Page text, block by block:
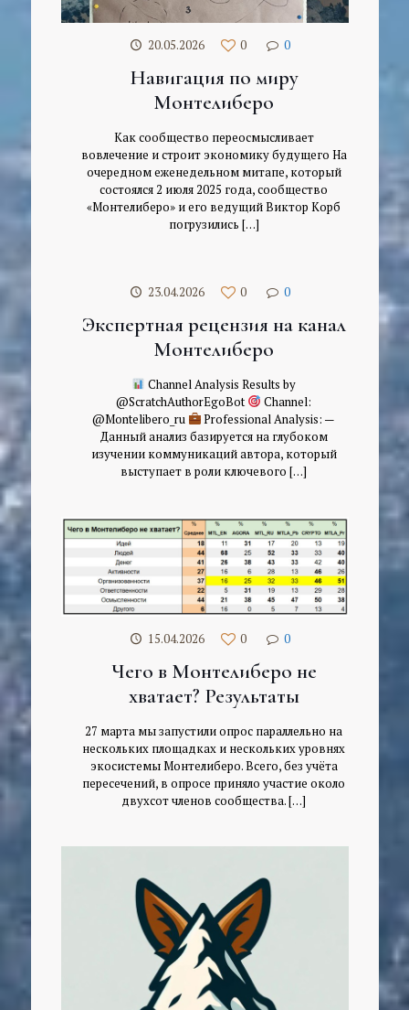
20.05.2026 0 0
Навигация по миру
Монтелиберо
Как сообщество переосмысливает
вовлечение и строит экономику будущего На
очередном еженедельном митапе, который
состоялся 2 июля 2025 года, сообщество
«Монтелиберо» и его ведущий Виктор Корб
погрузились […]
23.04.2026 0 0
Экспертная рецензия на канал
Монтелиберо
Channel Analysis Results by
@ScratchAuthorEgoBot
Channel:
@Montelibero_ru
Professional Analysis: —
Данный анализ базируется на глубоком
изучении коммуникаций автора, который
выступает в роли ключевого […]
15.04.2026 0 0
Чего в Монтелиберо не
хватает? Результаты
27 марта мы запустили опрос параллельно на
нескольких площадках и нескольких уровнях
экосистемы Монтелиберо. Всего, без учёта
пересечений, в опросе приняло участие около
двухсот членов сообщества.[…]